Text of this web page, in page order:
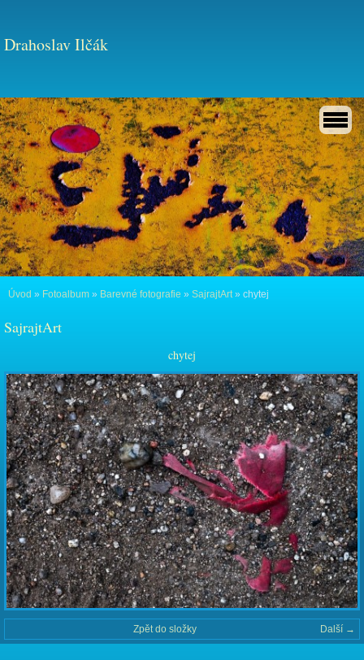
Drahoslav Ilčák
Úvod » Fotoalbum » Barevné fotografie » SajrajtArt» chytej
SajrajtArt
chytej
Další →
Zpět do složky